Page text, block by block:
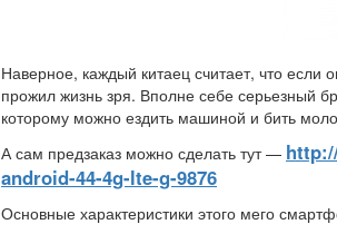
Наверное, каждый китаец считает, что если
прожил жизнь зря. Вполне себе серьезный
которому можно ездить машиной и бить
А сам предзаказ можно сделать тут —
android-44-4g-lte-g-9876
Основные характеристики этого мего